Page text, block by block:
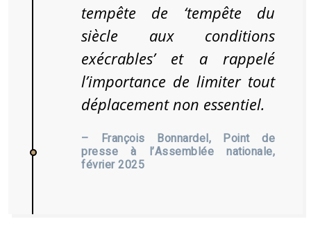
tempête de ‘tempête du
siècle aux conditions
exécrables’ et a rappelé
l’importance de limiter tout
déplacement non essentiel.
– François Bonnardel, Point de
presse à l’Assemblée nationale,
février 2025